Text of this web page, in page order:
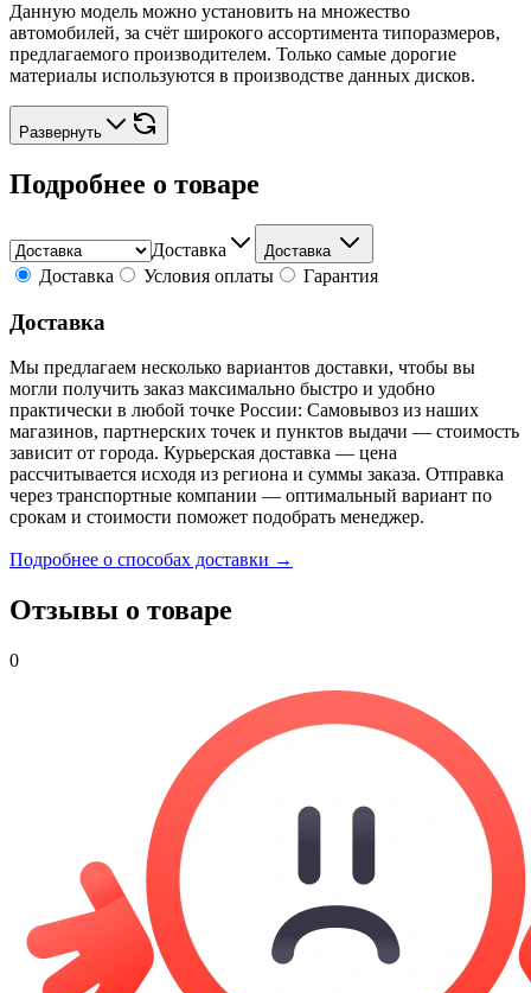
Данную модель можно установить на множество
автомобилей, за счёт широкого ассортимента типоразмеров,
предлагаемого производителем. Только самые дорогие
материалы используются в производстве данных дисков.
Развернуть
Подробнее о товаре
Доставка Доставка
Доставка Условия оплаты Гарантия
Доставка
Мы предлагаем несколько вариантов доставки, чтобы вы
могли получить заказ максимально быстро и удобно
практически в любой точке России: Самовывоз из наших
магазинов, партнерских точек и пунктов выдачи — стоимость
зависит от города. Курьерская доставка — цена
рассчитывается исходя из региона и суммы заказа. Отправка
через транспортные компании — оптимальный вариант по
срокам и стоимости поможет подобрать менеджер.
Подробнее о способах доставки →
Отзывы о товаре
0